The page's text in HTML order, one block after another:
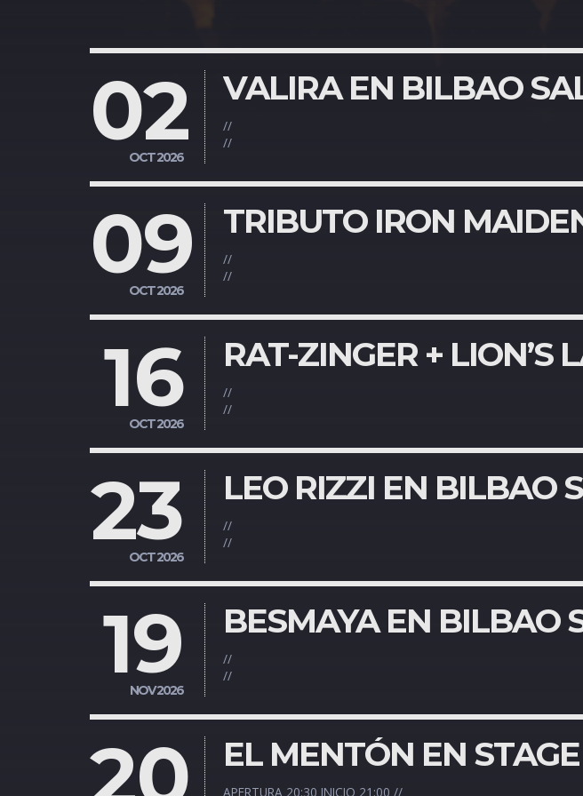
02
OCT 2026
VALIRA EN BILBAO
//
//
09
OCT 2026
TRIBUTO IRON
//
//
16
OCT 2026
RAT-ZINGER + LION’S
//
//
23
OCT 2026
LEO RIZZI EN BILBAO
//
//
19
NOV 2026
BESMAYA EN BILBAO
//
//
EL MENTÓN EN
APERTURA 20:30 INICIO 21:00 //